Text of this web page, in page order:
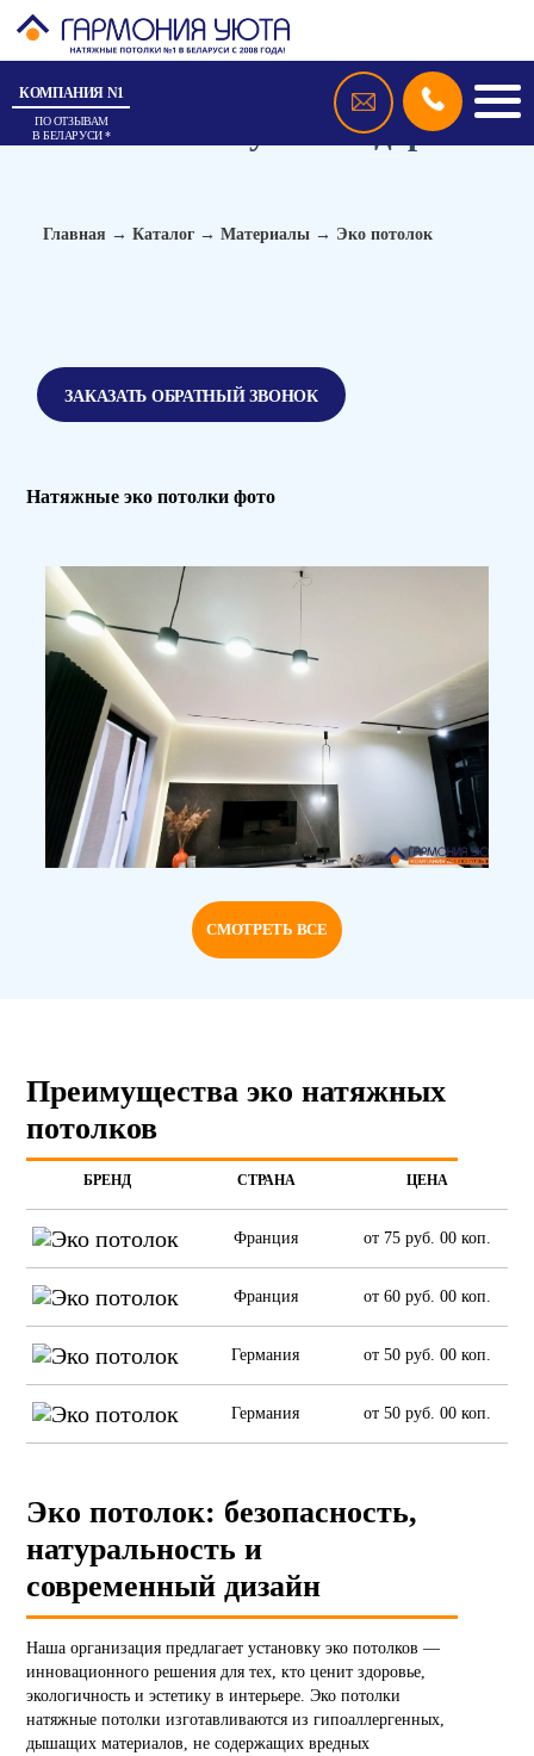
КОМПАНИЯ N1
ПО ОТЗЫВАМ
В БЕЛАРУСИ *Экологичные натяжные
потолки, цены и фото в Минске,
эко потолок купить недорого
Главная → Каталог→ Материалы→ Эко потолок
ЗАКАЗАТЬ ОБРАТНЫЙ ЗВОНОК
Натяжные эко потолки фото
СМОТРЕТЬ ВСЕ
Преимущества эко натяжных
потолков
БРЕНД СТРАНА ЦЕНА
Франция от 75 руб. 00 коп.
Франция от 60 руб. 00 коп.
Германия от 50 руб. 00 коп.
Германия от 50 руб. 00 коп.
Эко потолок: безопасность,
натуральность и
современный дизайн
Наша организация предлагает установку эко потолков —
инновационного решения для тех, кто ценит здоровье,
экологичность и эстетику в интерьере. Эко потолки
натяжные потолки изготавливаются из гипоаллергенных,
дышащих материалов, не содержащих вредных